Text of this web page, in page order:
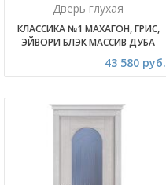
Дверь глухая
КЛАССИКА №1 МАХАГОН, ГРИС,
ЭЙВОРИ БЛЭК МАССИВ ДУБА
43 580 руб.